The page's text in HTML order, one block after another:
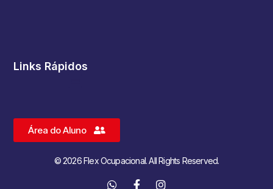
Links Rápidos
Área do Aluno
© 2026 Flex Ocupacional. All Rights Reserved.